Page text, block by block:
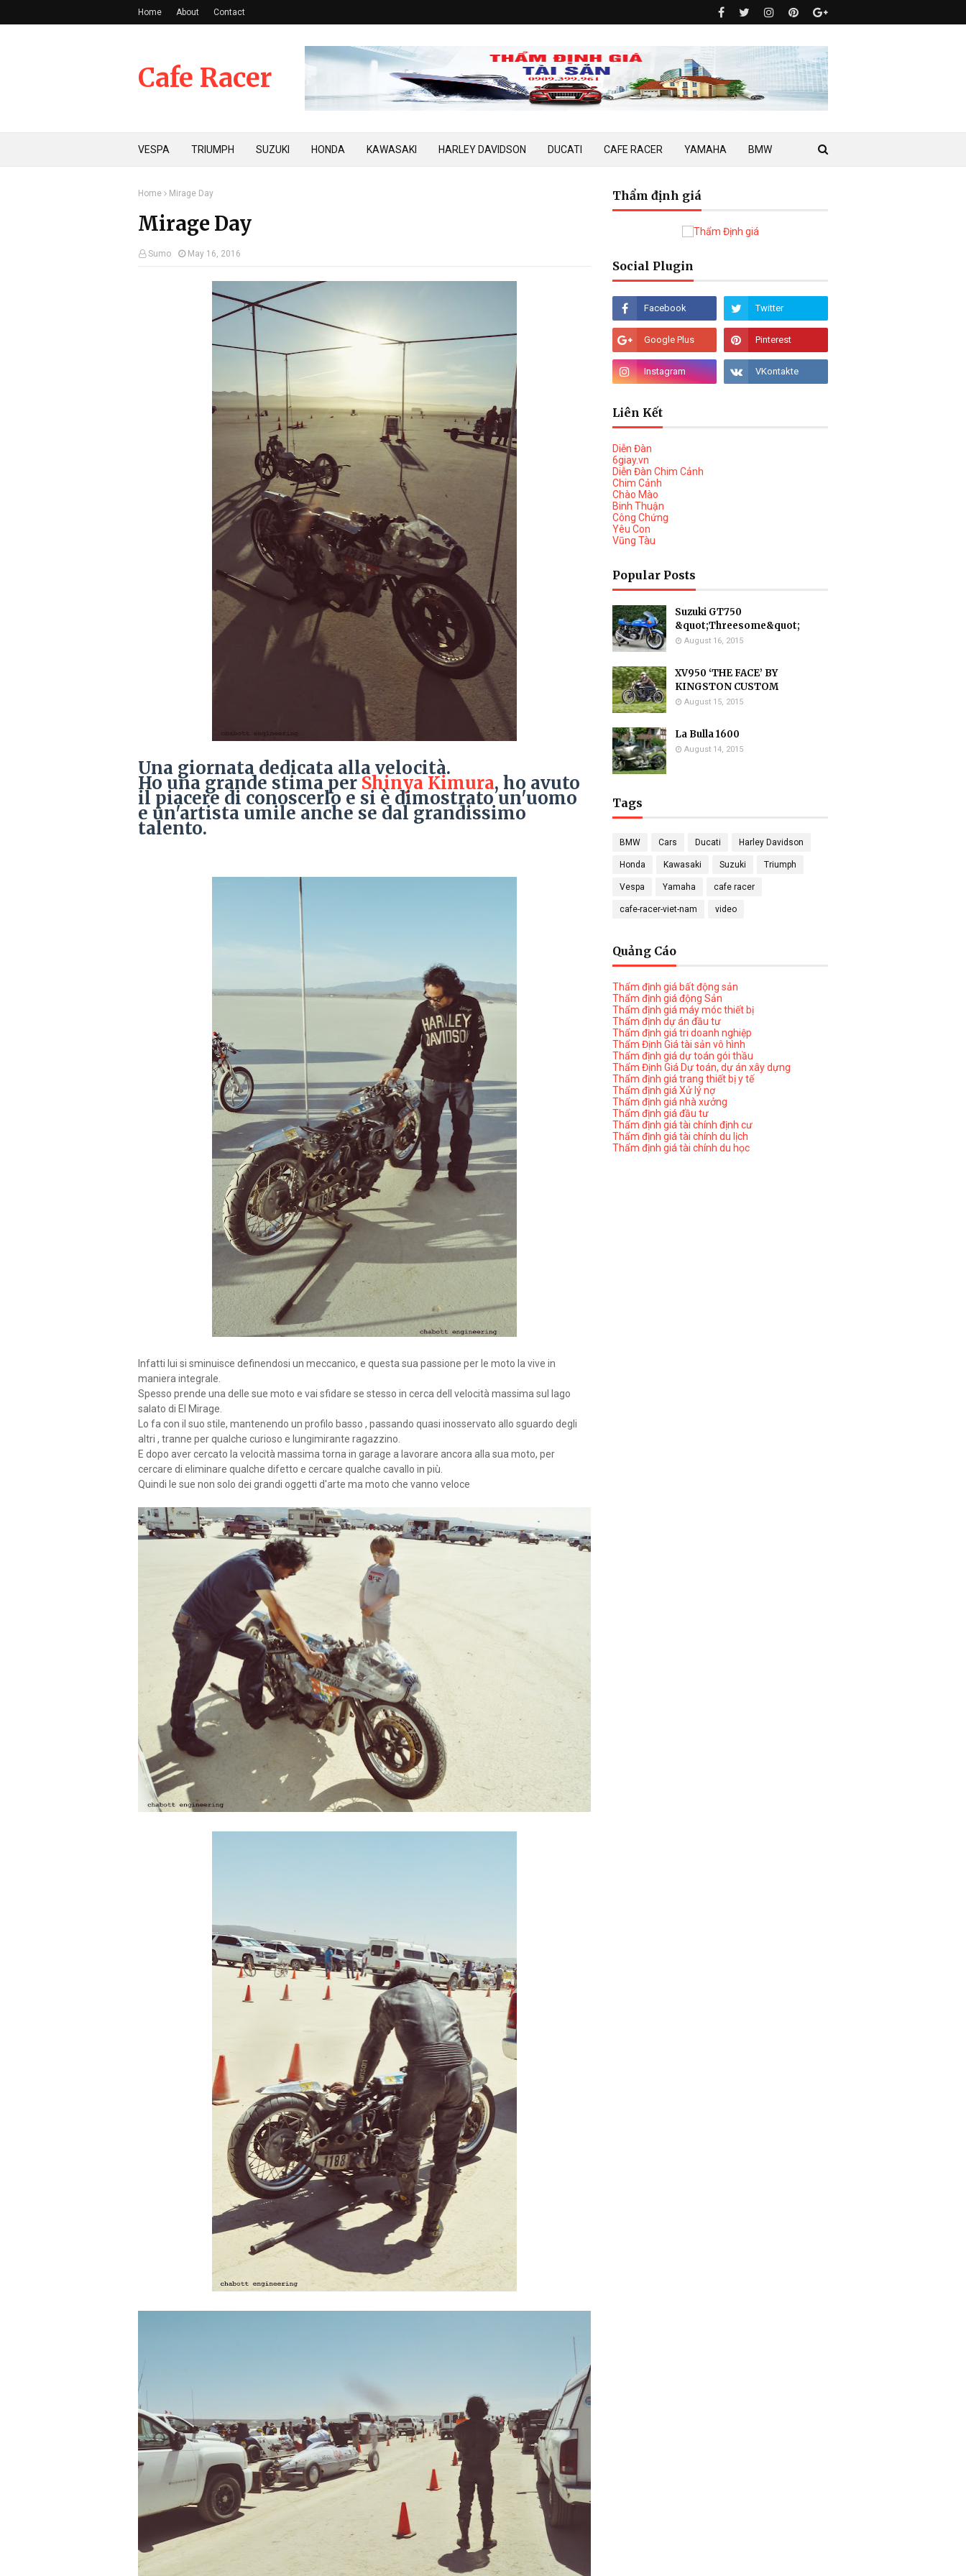
Home About Contact
Cafe Racer
VESPA TRIUMPH SUZUKI HONDA KAWASAKI HARLEY DAVIDSON DUCATI CAFE RACER YAMAHA BMW
Home Mirage Day
Mirage Day
Sumo May 16, 2016
Una giornata dedicata alla velocità.
Ho una grande stima per Shinya Kimura, ho avuto
il piacere di conoscerlo e si è dimostrato un'uomo
e un'artista umile anche se dal grandissimo
talento.
Infatti lui si sminuisce definendosi un meccanico, e questa sua passione per le moto la vive in
maniera integrale.
Spesso prende una delle sue moto e vai sfidare se stesso in cerca dell velocità massima sul lago
salato di El Mirage.
Lo fa con il suo stile, mantenendo un profilo basso , passando quasi inosservato allo sguardo degli
altri , tranne per qualche curioso e lungimirante ragazzino.
E dopo aver cercato la velocità massima torna in garage a lavorare ancora alla sua moto, per
cercare di eliminare qualche difetto e cercare qualche cavallo in più.
Quindi le sue non solo dei grandi oggetti d'arte ma moto che vanno veloce
Thẩm định giá
Social Plugin
Liên Kết
Diễn Đàn
6giay.vn
Diễn Đàn Chim Cảnh
Chim Cảnh
Chào Mào
Binh Thuận
Công Chứng
Yêu Con
Vũng Tàu
Popular Posts
Suzuki GT750
&quot;Threesome&quot;
August 16, 2015
XV950 ‘THE FACE’ BY
KINGSTON CUSTOM
August 15, 2015
La Bulla 1600
August 14, 2015
Tags
BMW Cars Ducati Harley Davidson
Honda Kawasaki Suzuki Triumph
Vespa Yamaha cafe racer
cafe-racer-viet-nam video
Quảng Cáo
Thẩm định giá bất động sản
Thẩm định giá động Sản
Thẩm định giá máy móc thiết bị
Thẩm định dự án đầu tư
Thẩm định giá tri doanh nghiệp
Thẩm Định Giá tài sản vô hình
Thẩm định giá dự toán gói thầu
Thẩm Định Giá Dự toán, dự án xây dựng
Thẩm định giá trang thiết bị y tế
Thẩm định giá Xử lý nợ
Thẩm định giá nhà xưởng
Thẩm định giá đầu tư
Thẩm định giá tài chính định cư
Thẩm định giá tài chính du lịch
Thẩm định giá tài chính du học